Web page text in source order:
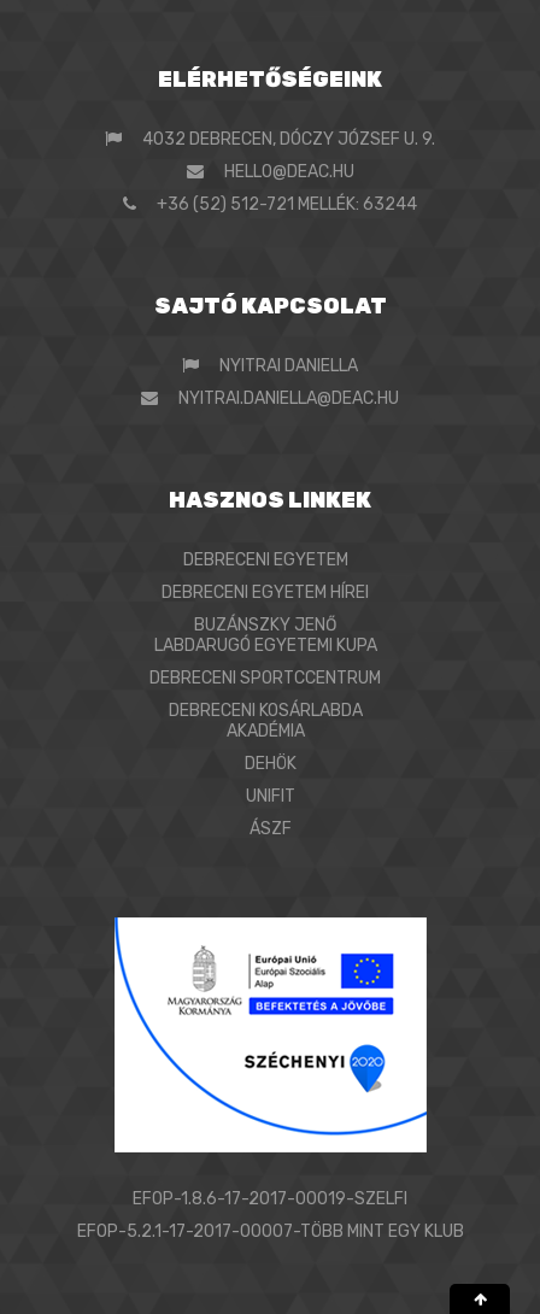
ELÉRHETŐSÉGEINK
4032 DEBRECEN, DÓCZY JÓZSEF U. 9.
HELLO@DEAC.HU
+36 (52) 512-721 MELLÉK: 63244
SAJTÓ KAPCSOLAT
NYITRAI DANIELLA
NYITRAI.DANIELLA@DEAC.HU
HASZNOS LINKEK
DEBRECENI EGYETEM
DEBRECENI EGYETEM HÍREI
BUZÁNSZKY JENŐ
LABDARUGÓ EGYETEMI KUPA
DEBRECENI SPORTCCENTRUM
DEBRECENI KOSÁRLABDA
AKADÉMIA
DEHÖK
UNIFIT
ÁSZF
EFOP-1.8.6-17-2017-00019-SZELFI
EFOP-5.2.1-17-2017-00007-TÖBB MINT EGY KLUB